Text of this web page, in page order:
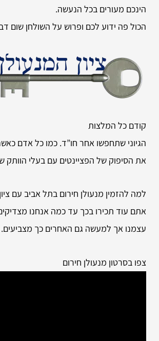
הינכם מעורים בכל הנעשה.
הכול פה ידוע לכם ופרוש על השולחן שום
קודם כל המלצות
הגיוני שתחפשו אחר חו”ד. כמו כל אדם
את הסיפוק של הפציינטים עם בעלי
למה להזמין מנעולן חירום בתל אביב עם ציון
אתם עוד תכירו בכך עד כמה אנחנו
עצמנו אך למעשה גם האחרים כך מצביעים.
צפו בסרטון מנעולן חירום